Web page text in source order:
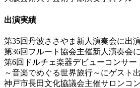
出演実績
第35回丹波ささやま新人演奏会に出
第36回フルート協会主催新人演奏会
第6回ドルチェ楽器デビューコンサー
～音楽でめぐる世界旅行～にゲスト
神戸市長田文化協議会主催サロンコ